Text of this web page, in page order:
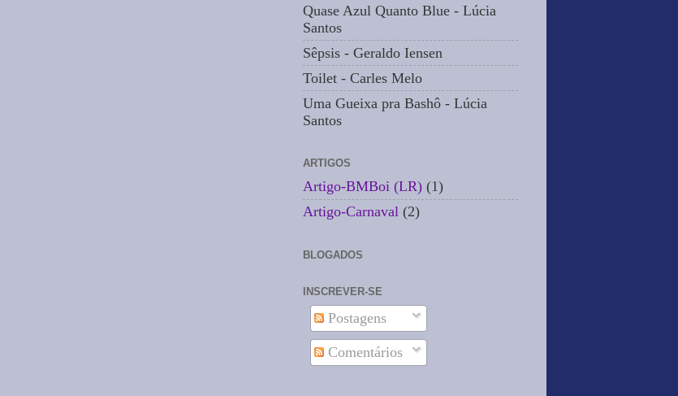
Quase Azul Quanto Blue - Lúcia
Santos
Sêpsis - Geraldo Iensen
Toilet - Carles Melo
Uma Gueixa pra Bashô - Lúcia
Santos
ARTIGOS
Artigo-BMBoi (LR) (1)
Artigo-Carnaval (2)
BLOGADOS
INSCREVER-SE
Postagens
Comentários